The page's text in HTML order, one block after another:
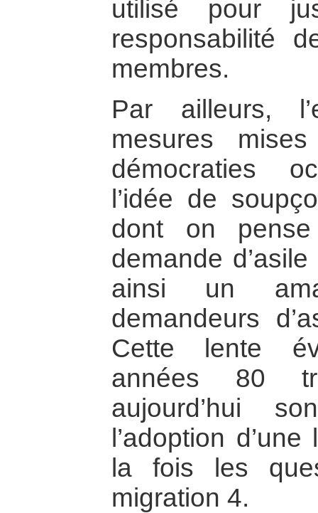
utilisé pour
responsabilité
membres.
Par ailleurs,
mesures
démocraties
l’idée de
dont on
demande
ainsi un
demandeurs
Cette lente
années 80
aujourd’hui
l’adoption
la fois les
migration 4.